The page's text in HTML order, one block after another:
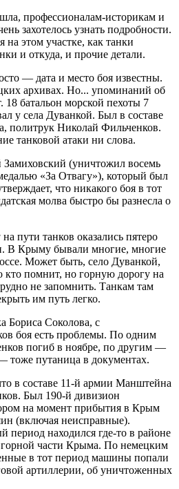
профессионалам-историкам и
захотелось узнать подробности.
этом участке, как танки
и откуда, и прочие детали.
— дата и место боя известны.
архивах. Но... упоминаний об
18 батальон морской пехоты 7
у села Дуванкой. Был в составе
политрук Николай Фильченков.
танковой атаки ни слова.
(уничтожил восемь
«За Отвагу»), который был
что никакого боя в тот
молва быстро бы разнесла о
пути танков оказались пятеро
В Крыму бывали многие, многие
Может быть, село Дуванкой,
кто помнит, но горную дорогу на
не запомнить. Танкам там
им путь легко.
Бориса Соколова, с
боя есть проблемы. По одним
погиб в ноябре, по другим —
тоже путаница в документах.
в составе 11-й армии Манштейна
Был 190-й дивизион
на момент прибытия в Крым
(включая неисправные).
период находился где-то в районе
горной части Крыма. По немецким
в тот период машины попали
артиллерии, об уничтоженных